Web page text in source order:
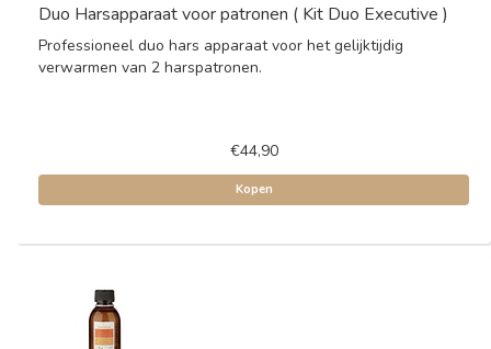
Duo Harsapparaat voor patronen ( Kit Duo Executive )
Professioneel duo hars apparaat voor het gelijktijdig
verwarmen van 2 harspatronen.
€44,90
Kopen